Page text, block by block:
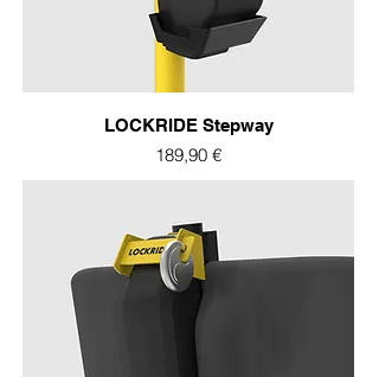
LOCKRIDE Stepway
Prix
189,90 €